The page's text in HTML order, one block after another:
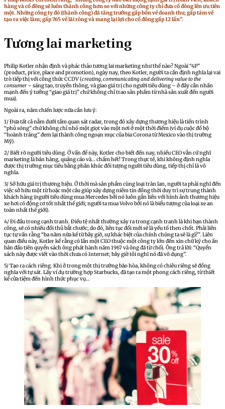
hàng và cổ đông sẽ luôn thành công hơn so với những công ty chỉ đưa cổ đông lên ưu tiên
một. Những công ty đó (thành công) đã tăng trưởng gấp bốn về doanh thu; gấp tám về
tạo ra việc làm; gấp 765 về lãi ròng và mang lại lợi cho cổ đông gấp 12 lần”.
Tương lai marketing
Philip Kotler nhận định và phác thảo tương lai marketing như thế nào? Ngoài “4P”
(product, price, place and promotion), ngày nay, theo Kotler, người ta cần định nghĩa lại vai
trò tiếp thị với công thức CCDV (creating, communicating and delivering valueto the
consumer – sáng tạo, truyền thông, và giao giá trị cho người tiêu dùng – ở đây cần nhấn
mạnh đến ý tưởng “giao giá trị” chứ không chỉ trao sản phẩm từ nhà sản xuất đến người
mua).
Ngoài ra, năm chiến lược nữa cần lưu ý:
1/ Đưa tất cả nằm dưới tầm quan sát radar, trong đó xây dựng thương hiệu là tiến trình
“phủ sóng” chứ không chỉ nhỏ một giọt vào một nơi ở một thời điểm (ví dụ cuộc đổ bộ
“hoành tráng” đem lại thành công ngoạn mục của bia Corona từ Mexico vào thị trường
Mỹ).
2/ Biết rõ người tiêu dùng. Ở vấn đề này, Kotler cho biết đến nay, nhiều CEO vẫn cứ nghĩ
marketing là bán hàng, quảng cáo và… chấm hết! Trong thực tế, khi không định nghĩa
được thị trường mục tiêu bằng phân khúc đối tượng người tiêu dùng, tiếp thị chỉ là vô
nghĩa.
3/ Sở hữu giá trị thương hiệu. Ở thời mà sản phẩm cùng loại tràn lan, người ta phải nghĩ đến
việc sở hữu một từ hoặc một câu giúp xây dựng niềm tin đồng thời duy trì sự trung thành
khách hàng (người tiêu dùng mua Mercedes bởi nó luôn gắn liền với hình ảnh thương hiệu
xe hơi có động cơ tốt nhất thế giới; người ta mua Volvo bởi nó là biểu tượng của loại xe an
toàn nhất thế giới).
4/ Đi đầu trong cạnh tranh. Điều tệ nhất thường xảy ra trong cạnh tranh là khi bạn thành
công, sẽ có nhiều đối thủ bắt chước; do đó, liên tục đổi mới sẽ là yếu tố then chốt. Phải liên
tục tự vấn rằng “ba năm nữa kể từ bây giờ, sự khác biệt của chính chúng ta sẽ là gì?”. Liên
quan điều này, Kotler kể rằng có lần một CEO thuộc một công ty lớn đến xin chữ ký cho ấn
bản đầu tiên quyển sách ông phát hành năm 1967 và ông đã từ chối. Ông trả lời: “Quyển
sách này được viết vào thời chưa có Internet; bây giờ tôi nghĩ nó đã vô dụng”.
5/ Tạo ra cách riêng. Khi ở trong một thị trường bão hòa, không có chiêu riêng sẽ đồng
nghĩa với tự sát. Lấy ví dụ trường hợp Starbucks, đã tạo ra một phong cách riêng, từ thiết
kế cửa tiệm đến hình thức phục vụ…